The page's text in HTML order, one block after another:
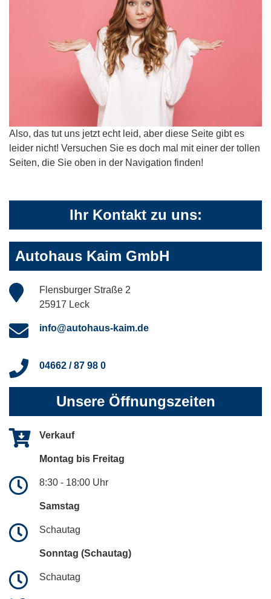
Also, das tut uns jetzt echt leid, aber diese Seite gibt es
leider nicht! Versuchen Sie es doch mal mit einer der tollen
Seiten, die Sie oben in der Navigation finden!
Ihr Kontakt zu uns:
Autohaus Kaim GmbH
Flensburger Straße 2
25917 Leck
info@autohaus-kaim.de
04662 / 87 98 0
Unsere Öffnungszeiten
Verkauf
Montag bis Freitag
8:30 - 18:00 Uhr
Samstag
Schautag
Sonntag (Schautag)
Schautag